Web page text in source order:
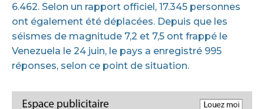
6.462. Selon un rapport officiel, 17.345 personnes
ont également été déplacées. Depuis que les
séismes de magnitude 7,2 et 7,5 ont frappé le
Venezuela le 24 juin, le pays a enregistré 995
réponses, selon ce point de situation.